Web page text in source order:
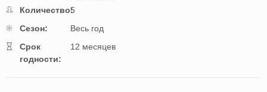
Количество:5
Cезон:
Весь год
Cрок
годности:
12 месяцев